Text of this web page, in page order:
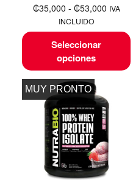
₡35,000 - ₡53,000 IVA
INCLUIDO
Seleccionar
opciones
MUY PRONTO